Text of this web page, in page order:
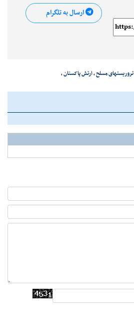
ارسال به تلگرام
تروریستهای مسلح،ارتش پاکستان،